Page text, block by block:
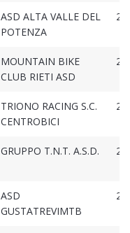
ASD ALTA VALLE DEL
POTENZA
MOUNTAIN BIKE
CLUB RIETI ASD
TRIONO RACING S.C.
CENTROBICI
GRUPPO T.N.T. A.S.D.
ASD
GUSTATREVIMTB